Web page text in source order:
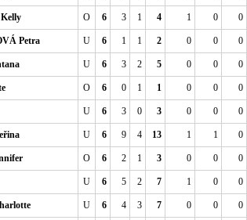
O 6 3 1 4 1 0 0
Petra U 6 1 1 2 0 0 0
U 6 3 2 5 0 0 0
O 6 0 1 1 0 0 0
U 6 3 0 3 0 0 0
U 6 9 4 13 1 1 0
O 6 2 1 3 0 0 0
U 6 5 2 7 1 0 0
U 6 4 3 7 0 0 0